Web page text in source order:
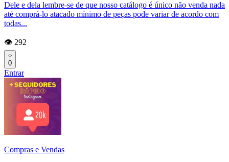
Dele e dela lembre-se de que nosso catálogo é único não venda nada
até comprá-lo atacado mínimo de peças pode variar de acordo com
todas...
👁️ 292
0
Entrar
Compras e Vendas